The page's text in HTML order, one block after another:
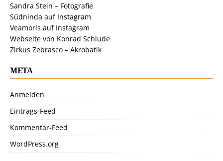
Sandra Stein – Fotografie
Südninda auf Instagram
Veamoris auf Instagram
Webseite von Konrad Schlude
Zirkus Zebrasco – Akrobatik
META
Anmelden
Eintrags-Feed
Kommentar-Feed
WordPress.org